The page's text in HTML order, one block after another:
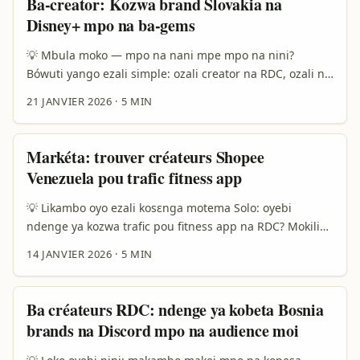
(source: Meesho reference content) emonisi ndenge
commerce oyo etali créateurs mingi ekoki kopesa
conversion mingi — single short vidéo oyo ekomi viral
ekoki koboma stock. yango emonisi opportunité kino na
Disney+ mpo na ba-gems
💡 Mbula moko — mpo na nani mpe mpo na nini?
Bówuti yango ezali simple: ozali creator na RDC, ozali na
platform ya streaming mpo na kobomba attention ya
brand ya Slovakia oyo bazali na Disney Plus. Soki olobi
“hidden local gems”, ozali koloba makambo oyo eyebani
te mingi, paysages ya kaka, recettes ya ba-grand-mère,
histories oyo ezali koloba. ...
21 JANVIER 2026 · 5 MIN
Markéta: trouver créateurs Shopee
Venezuela pou trafic fitness app
💡 Likambo oyo ezali kosɛnga motema Solo: oyebi
ndenge ya kozwa trafic pou fitness app na RDC? Mokili
(incl. Venezuela) base na Shopee pe marketplaces mingi
basalaka contenu oyo esalaka reach. Soki ozali
advertiser, osengeli koluka créateurs oyo bafandi na
audiencia ya sport, wellness, pe mobile app users. Mpo
na crédibilité, tika ngai koteya yo ndenge ya kosala
sourcing lokal, koluka signals ya compliance (moto moko
14 JANVIER 2026 · 5 MIN
Ba créateurs RDC: ndenge ya kobeta Bosnia
brands na Discord mpo na audience moi